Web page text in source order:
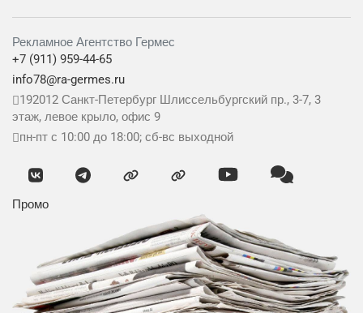
Рекламное Агентство Гермес
+7 (911) 959-44-65
info78@ra-germes.ru
192012 Санкт-Петербург Шлиссельбургский пр., 3-7, 3
этаж, левое крыло, офис 9
пн-пт с 10:00 до 18:00; сб-вс выходной
Промо